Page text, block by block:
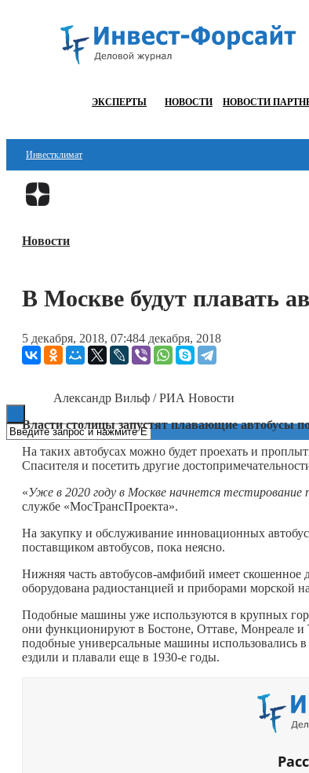
ЭКСПЕРТЫ НОВОСТИ НОВОСТИ
Инвестклимат
Финансы
Блокчейн
ESG
Новости
В Москве будут плавать
5 декабря, 2018, 07:484 декабря, 2018
Александр Вильф / РИА Новости
Власти столицы запустят плавающие автобусы
На таких автобусах можно будет проехать и
Спасителя и посетить другие
«Уже в 2020 году в Москве начнется тестирование
службе «МосТрансПроекта».
На закупку и обслуживание инновационных
поставщиком автобусов, пока неясно.
Нижняя часть автобусов-амфибий имеет
оборудована радиостанцией и приборами морской
Подобные машины уже используются в крупных
они функционируют в Бостоне, Оттаве, Монреале
подобные универсальные машины
ездили и плавали еще в 1930-е годы.